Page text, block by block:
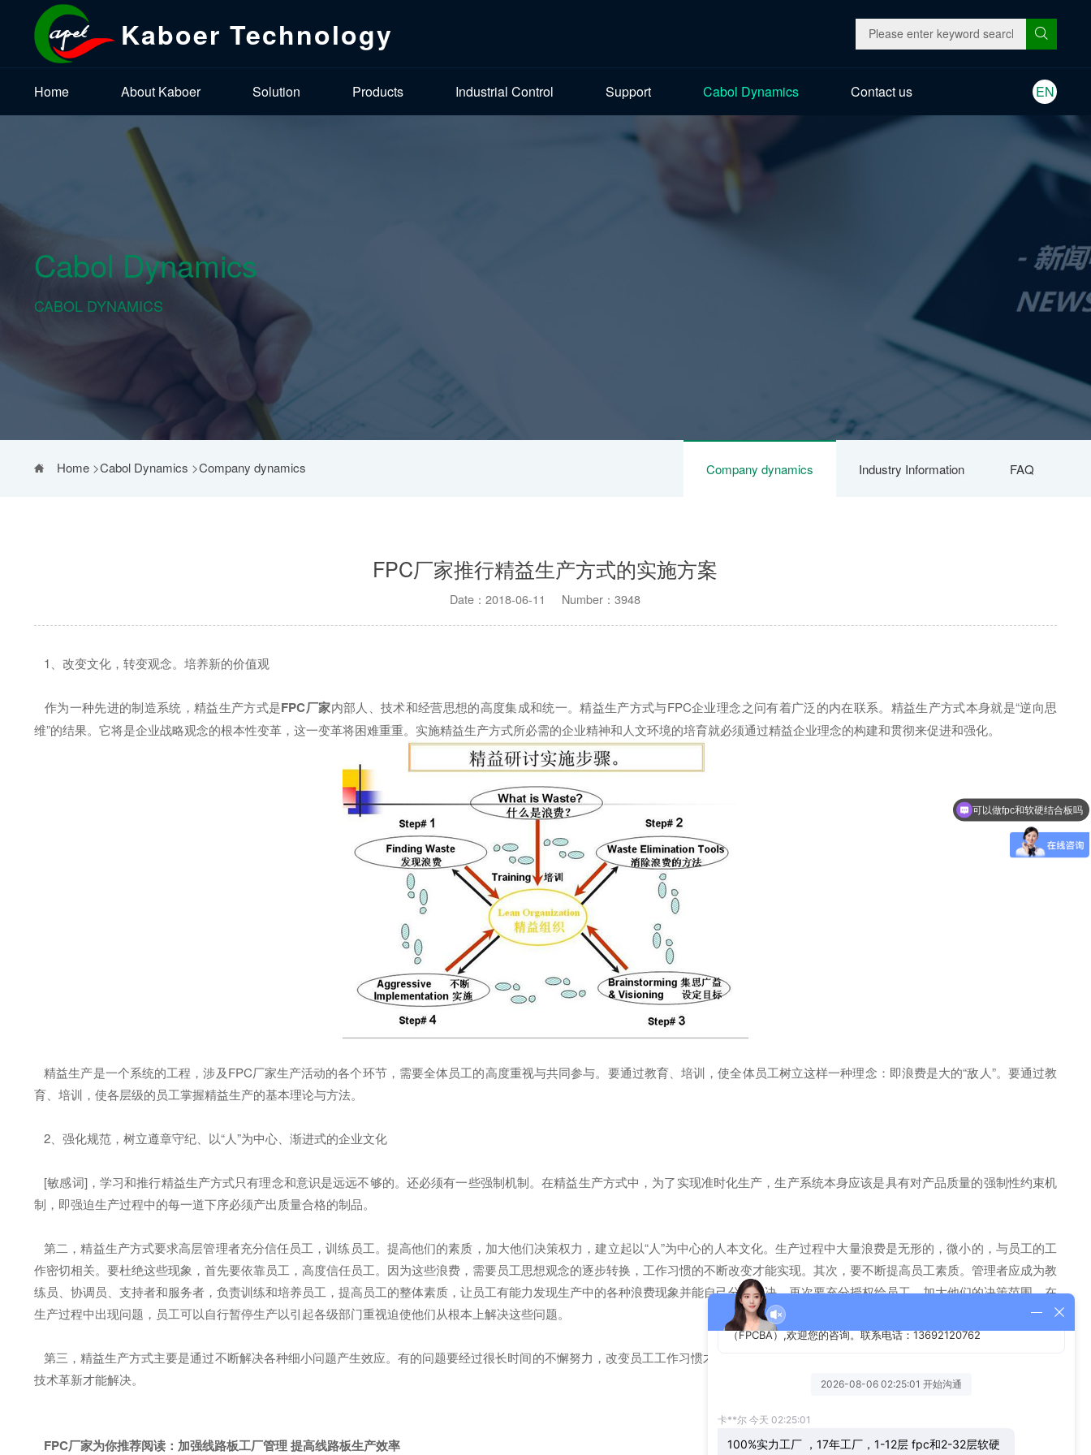
Kaboer Technology
Home About Kaboer Solution Products Industrial Control Support Cabol Dynamics Contact us EN
Cabol Dynamics
CABOL DYNAMICS
Company dynamics Industry Information FAQ
Home>Cabol Dynamics >Company dynamics
FPC厂家推行精益生产方式的实施方案
Date：2018-06-11 Number：3948
1、改变文化，转变观念。培养新的价值观
作为一种先进的制造系统，精益生产方式是FPC厂家内部人、技术和经营思想的高度集成和统一。精益生产方式与FPC企业理念之问有着广泛的内在联系。精益生产方式本身就是“逆向思
维”的结果。它将是企业战略观念的根本性变革，这一变革将困难重重。实施精益生产方式所必需的企业精神和人文环境的培育就必须通过精益企业理念的构建和贯彻来促进和强化。
精益生产是一个系统的工程，涉及FPC厂家生产活动的各个环节，需要全体员工的高度重视与共同参与。要通过教育、培训，使全体员工树立这样一种理念：即浪费是大的“敌人”。要通过教
育、培训，使各层级的员工掌握精益生产的基本理论与方法。
2、强化规范，树立遵章守纪、以“人”为中心、渐进式的企业文化
[敏感词]，学习和推行精益生产方式只有理念和意识是远远不够的。还必须有一些强制机制。在精益生产方式中，为了实现准时化生产，生产系统本身应该是具有对产品质量的强制性约束机
制，即强迫生产过程中的每一道下序必须产出质量合格的制品。
第二，精益生产方式要求高层管理者充分信任员工，训练员工。提高他们的素质，加大他们决策权力，建立起以“人”为中心的人本文化。生产过程中大量浪费是无形的，微小的，与员工的工
作密切相关。要杜绝这些现象，首先要依靠员工，高度信任员工。因为这些浪费，需要员工思想观念的逐步转换，工作习惯的不断改变才能实现。其次，要不断提高员工素质。管理者应成为教
练员、协调员、支持者和服务者，负责训练和培养员工，提高员工的整体素质，让员工有能力发现生产中的各种浪费现象并能自己分析解决。再次要充分授权给员工，加大他们的决策范围。在
生产过程中出现问题，员工可以自行暂停生产以引起各级部门重视迫使他们从根本上解决这些问题。
第三，精益生产方式主要是通过不断解决各种细小问题产生效应。有的问题要经过很长时间的不懈努力，改变员工工作习惯才能成功，有的问题需要工程技术人员、一线员工通过持续不断的
技术革新才能解决。
FPC厂家为你推荐阅读： 加强线路板工厂管理 提高线路板生产效率
可以做fpc和软硬结合板吗